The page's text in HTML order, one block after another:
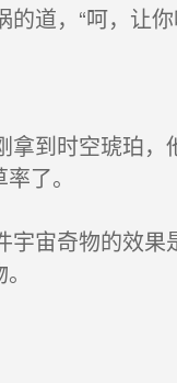
道，“呵，让你
到时空琥珀，
了。
宙奇物的效果